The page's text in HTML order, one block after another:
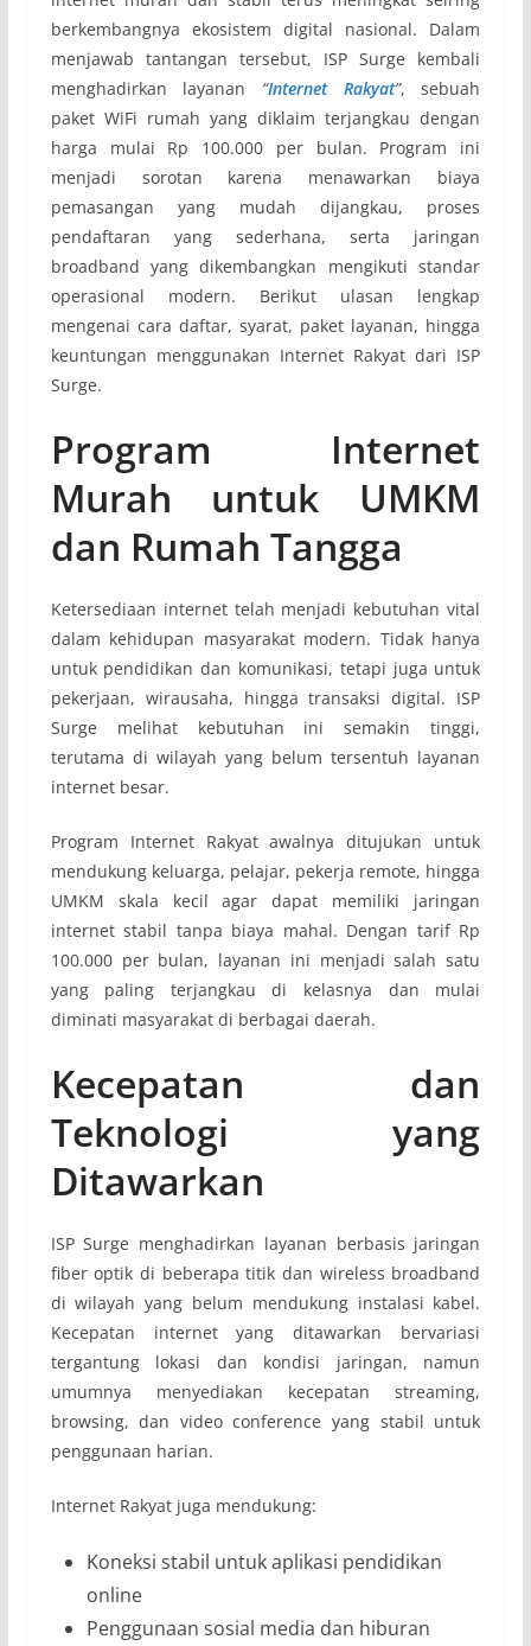
berkembangnya ekosistem digital nasional. Dalam
menjawab tantangan tersebut, ISP Surge kembali
menghadirkan layanan “Internet Rakyat”, sebuah
paket WiFi rumah yang diklaim terjangkau dengan
harga mulai Rp 100.000 per bulan. Program ini
menjadi sorotan karena menawarkan biaya
pemasangan yang mudah dijangkau, proses
pendaftaran yang sederhana, serta jaringan
broadband yang dikembangkan mengikuti standar
operasional modern. Berikut ulasan lengkap
mengenai cara daftar, syarat, paket layanan, hingga
keuntungan menggunakan Internet Rakyat dari ISP
Surge.
Program Internet
Murah untuk UMKM
dan Rumah Tangga
Ketersediaan internet telah menjadi kebutuhan vital
dalam kehidupan masyarakat modern. Tidak hanya
untuk pendidikan dan komunikasi, tetapi juga untuk
pekerjaan, wirausaha, hingga transaksi digital. ISP
Surge melihat kebutuhan ini semakin tinggi,
terutama di wilayah yang belum tersentuh layanan
internet besar.
Program Internet Rakyat awalnya ditujukan untuk
mendukung keluarga, pelajar, pekerja remote, hingga
UMKM skala kecil agar dapat memiliki jaringan
internet stabil tanpa biaya mahal. Dengan tarif Rp
100.000 per bulan, layanan ini menjadi salah satu
yang paling terjangkau di kelasnya dan mulai
diminati masyarakat di berbagai daerah.
Kecepatan dan
Teknologi yang
Ditawarkan
ISP Surge menghadirkan layanan berbasis jaringan
fiber optik di beberapa titik dan wireless broadband
di wilayah yang belum mendukung instalasi kabel.
Kecepatan internet yang ditawarkan bervariasi
tergantung lokasi dan kondisi jaringan, namun
umumnya menyediakan kecepatan streaming,
browsing, dan video conference yang stabil untuk
penggunaan harian.
Internet Rakyat juga mendukung:
Koneksi stabil untuk aplikasi pendidikan
online
Penggunaan sosial media dan hiburan